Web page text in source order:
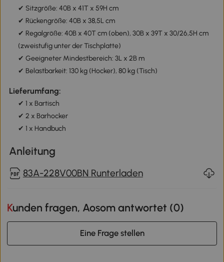
✔ Sitzgröße: 40B x 41T x 59H cm
✔ Rückengröße: 40B x 38,5L cm
✔ Regalgröße: 40B x 40T cm (oben), 30B x 39T x 30/26,5H cm
(zweistufig unter der Tischplatte)
✔ Geeigneter Mindestbereich: 3L x 2B m
✔ Belastbarkeit: 130 kg (Hocker), 80 kg (Tisch)
Lieferumfang:
✔ 1 x Bartisch
✔ 2 x Barhocker
✔ 1 x Handbuch
Anleitung
83A-228V00BN Runterladen
Kunden fragen, Aosom antwortet (0)
Eine Frage stellen